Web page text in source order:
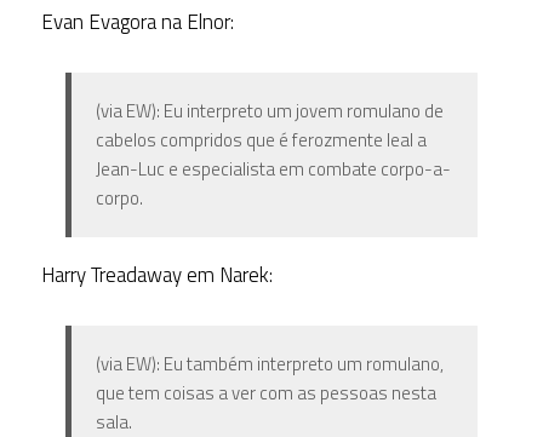
Evan Evagora na Elnor:
(via EW): Eu interpreto um jovem romulano de
cabelos compridos que é ferozmente leal a
Jean-Luc e especialista em combate corpo-a-
corpo.
Harry Treadaway em Narek:
(via EW): Eu também interpreto um romulano,
que tem coisas a ver com as pessoas nesta
sala.